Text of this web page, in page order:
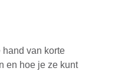
hand van korte
en hoe je ze kunt